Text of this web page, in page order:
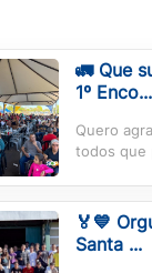
🚛 Que
1º Enco...
Quero
todos que
🏅💙
Santa ...